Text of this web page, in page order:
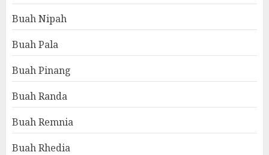
Buah Nipah
Buah Pala
Buah Pinang
Buah Randa
Buah Remnia
Buah Rhedia